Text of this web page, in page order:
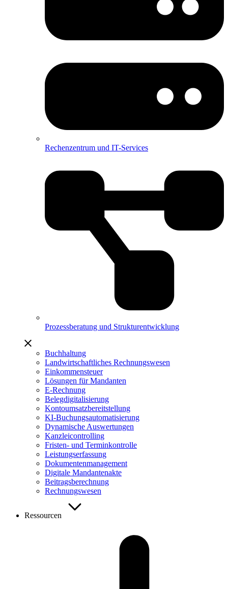
Rechenzentrum und IT-Services
Prozessberatung und Strukturentwicklung
Buchhaltung
Landwirtschaftliches Rechnungswesen
Einkommensteuer
Lösungen für Mandanten
E-Rechnung
Belegdigitalisierung
Kontoumsatzbereitstellung
KI-Buchungsautomatisierung
Dynamische Auswertungen
Kanzleicontrolling
Fristen- und Terminkontrolle
Leistungserfassung
Dokumentenmanagement
Digitale Mandantenakte
Beitragsberechnung
Rechnungswesen
Ressourcen